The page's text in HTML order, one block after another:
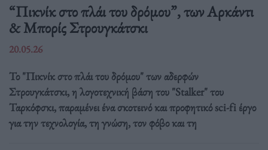
“Πικνίκ στο πλάι του δρόμου”, των Αρκάντι
& Μπορίς Στρουγκάτσκι
20.05.26
Το "Πικνίκ στο πλάι του δρόμου" των αδερφών
Στρουγκάτσκι, η λογοτεχνική βάση του "Stalker" του
Ταρκόφσκι, παραμένει ένα σκοτεινό και προφητικό sci-fi έργο
για την τεχνολογία, τη γνώση, τον φόβο και τη